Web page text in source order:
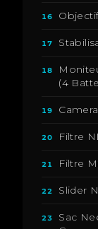
16
17
18
(4
19
20 Filtre
21 Filtre
22 Slider
23
Sac